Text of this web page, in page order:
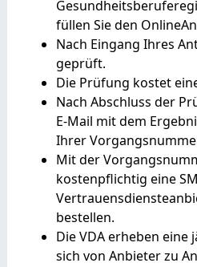
füllen Sie den
Nach Eingang Ihres
geprüft.
Die Prüfung kostet
Nach Abschluss der
E-Mail mit dem
Ihrer
Mit der
kostenpflichtig eine
bestellen.
Die VDA erheben eine
sich von Anbieter zu